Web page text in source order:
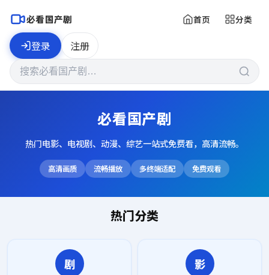
必看国产剧 首页 分类
登录 注册
必看国产剧
热门电影、电视剧、动漫、综艺一站式免费看，高清流畅。
高清画质 流畅播放 多终端适配 免费观看
热门分类
剧 影